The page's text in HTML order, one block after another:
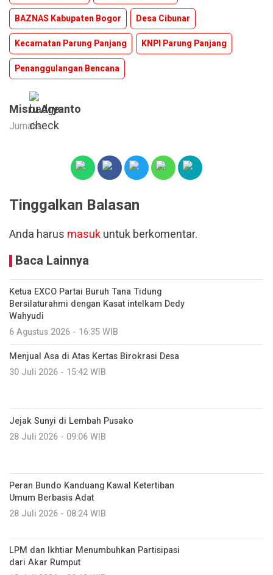
BAZNAS Kabupaten Bogor
Desa Cibunar
Kecamatan Parung Panjang
KNPI Parung Panjang
Penanggulangan Bencana
Misru Aryanto
Jurnalis
Tinggalkan Balasan
Anda harus masukuntuk berkomentar.
Baca Lainnya
Ketua EXCO Partai Buruh Tana Tidung
Bersilaturahmi dengan Kasat intelkam Dedy
Wahyudi
6 Agustus 2026 - 16:35 WIB
Menjual Asa di Atas Kertas Birokrasi Desa
30 Juli 2026 - 15:42 WIB
Jejak Sunyi di Lembah Pusako
28 Juli 2026 - 09:06 WIB
Peran Bundo Kanduang Kawal Ketertiban
Umum Berbasis Adat
28 Juli 2026 - 08:24 WIB
LPM dan Ikhtiar Menumbuhkan Partisipasi
dari Akar Rumput